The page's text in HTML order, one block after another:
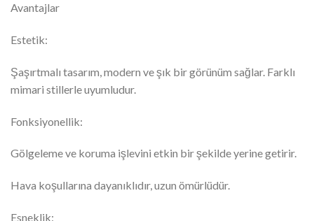
Avantajlar
Estetik:
Şaşırtmalı tasarım, modern ve şık bir görünüm sağlar. Farklı
mimari stillerle uyumludur.
Fonksiyonellik:
Gölgeleme ve koruma işlevini etkin bir şekilde yerine getirir.
Hava koşullarına dayanıklıdır, uzun ömürlüdür.
Esneklik: